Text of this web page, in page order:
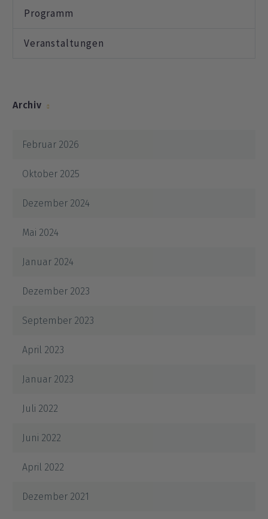
Programm
Veranstaltungen
Archiv
Februar 2026
Oktober 2025
Dezember 2024
Mai 2024
Januar 2024
Dezember 2023
September 2023
April 2023
Januar 2023
Juli 2022
Juni 2022
April 2022
Dezember 2021